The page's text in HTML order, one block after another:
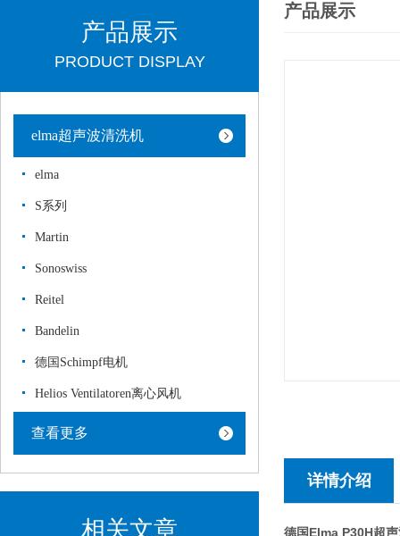
产品展示
PRODUCT DISPLAY
elma超声波清洗机
elma
S系列
Martin
Sonoswiss
Reitel
Bandelin
德国Schimpf电机
Helios Ventilatoren离心风机
查看更多
相关文章
产品展示
详情介绍
德国Elma P30H超